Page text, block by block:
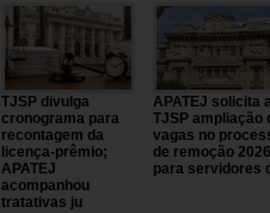
TJSP divulga
cronograma para
recontagem da
licença-prêmio;
APATEJ
acompanhou
tratativas ju
APATEJ solicita
TJSP ampliação
vagas no
de remoção 2026
para servidores d